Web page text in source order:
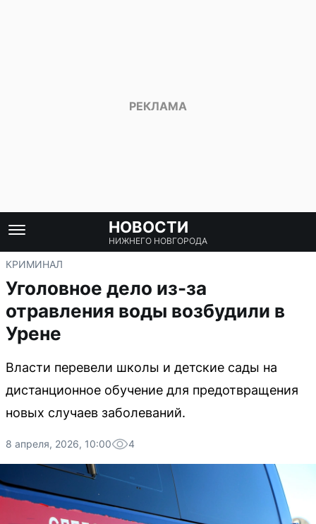
НОВОСТИ
НИЖНЕГО НОВГОРОДА
КРИМИНАЛ
Уголовное дело из-за
отравления воды возбудили в
Урене
Власти перевели школы и детские сады на
дистанционное обучение для предотвращения
новых случаев заболеваний.
8 апреля, 2026, 10:00 4